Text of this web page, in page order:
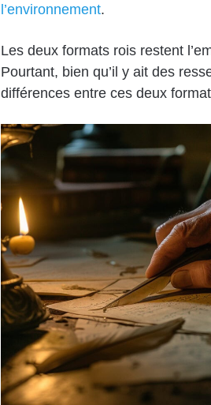
l’environnement.
Les deux formats rois restent
Pourtant, bien qu’il y ait des
différences entre ces deux